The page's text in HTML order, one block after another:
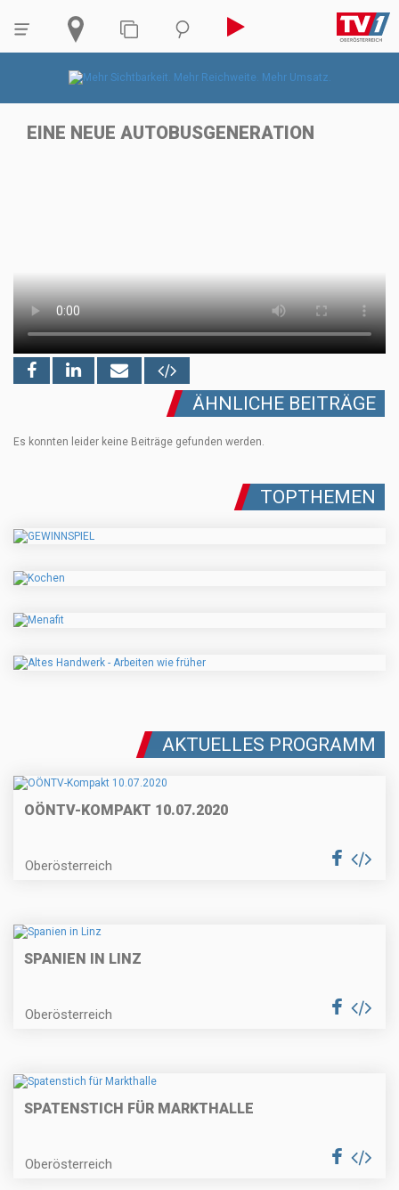
EINE NEUE AUTOBUSGENERATION
ÄHNLICHE BEITRÄGE
Es konnten leider keine Beiträge gefunden werden.
TOPTHEMEN
AKTUELLES PROGRAMM
OÖNTV-KOMPAKT 10.07.2020
Oberösterreich
SPANIEN IN LINZ
Oberösterreich
SPATENSTICH FÜR MARKTHALLE
Oberösterreich